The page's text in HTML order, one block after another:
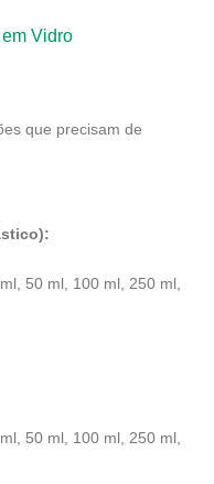
Vidro
que precisam de
50 ml, 100 ml, 250 ml,
50 ml, 100 ml, 250 ml,